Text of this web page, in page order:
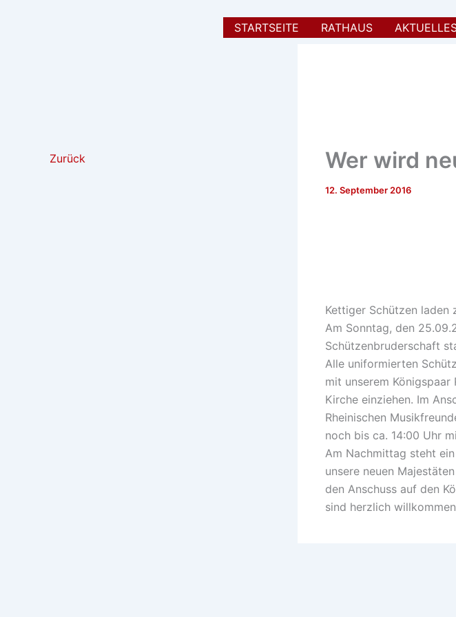
STARTSEITE RATHAUS
Zurück Wer wird
12. September 2016
Kettiger Schützen laden
Am Sonntag, den
Schützenbruderschaft
Alle uniformierten
mit unserem
Kirche einziehen. Im
Rheinischen
noch bis ca. 14:00 Uhr
Am Nachmittag steht
unsere neuen
den Anschuss auf den
sind herzlich